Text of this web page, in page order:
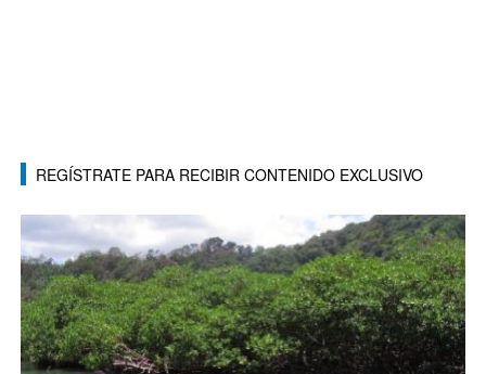
REGÍSTRATE PARA RECIBIR CONTENIDO EXCLUSIVO